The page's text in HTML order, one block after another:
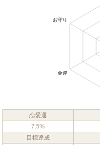
恋愛運
7.5%
目標達成